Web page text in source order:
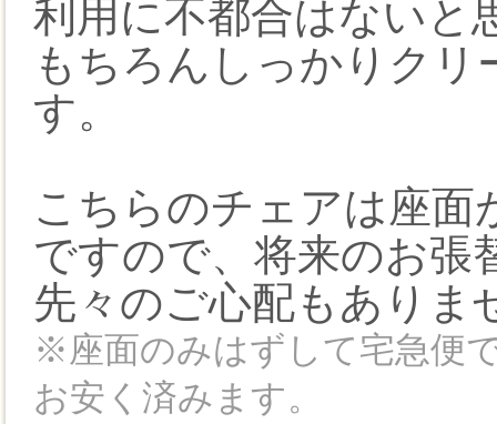
利用に不都合はないと
もちろんしっかりク
す。
こちらのチェアは座
ですので、将来のお張
先々のご心配もありま
※座面のみはずして宅急便
お安く済みます。